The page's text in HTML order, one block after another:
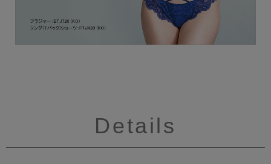
Details